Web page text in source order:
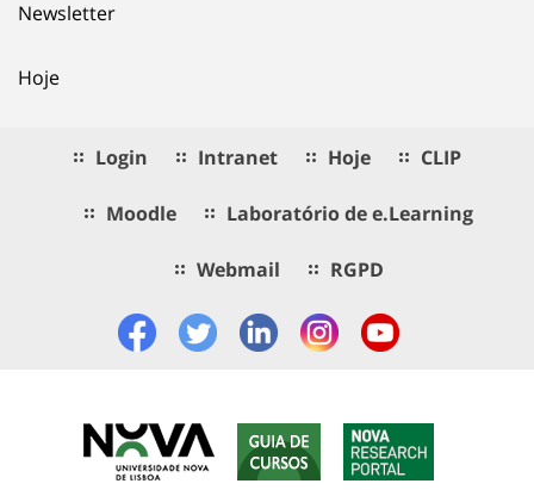
Newsletter
Hoje
Login Intranet Hoje CLIP
Moodle Laboratório de e.Learning
Webmail RGPD